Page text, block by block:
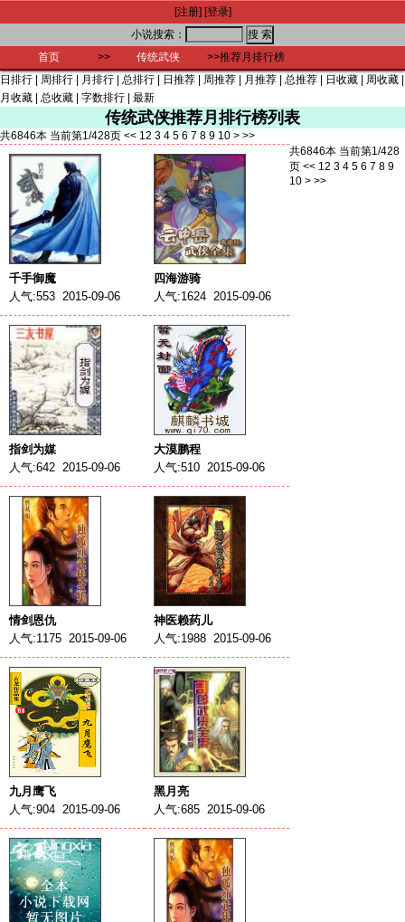
[注册] [登录]
小说搜索：
首页
>> 传统武侠
>>推荐月排行榜
日排行
周排行 月排行 总排行 日推荐 周推荐 月推荐 总推荐 日收藏 周收藏
月收藏
总收藏 字数排行 最新
传统武侠推荐月排行榜列表
共6846本 当前第1/428页 << 12 3 4 5 6 7 8 9 10 > >>
千手御魔
人气:553 2015-09-06
四海游骑
人气:1624 2015-09-06
指剑为媒
人气:642 2015-09-06
大漠鹏程
人气:510 2015-09-06
情剑恩仇
人气:1175 2015-09-06
神医赖药儿
人气:1988 2015-09-06
九月鹰飞
人气:904 2015-09-06
黑月亮
人气:685 2015-09-06
共6846本 当前第1/428
页 << 12 3 4 5 6 7 8 9
10 > >>